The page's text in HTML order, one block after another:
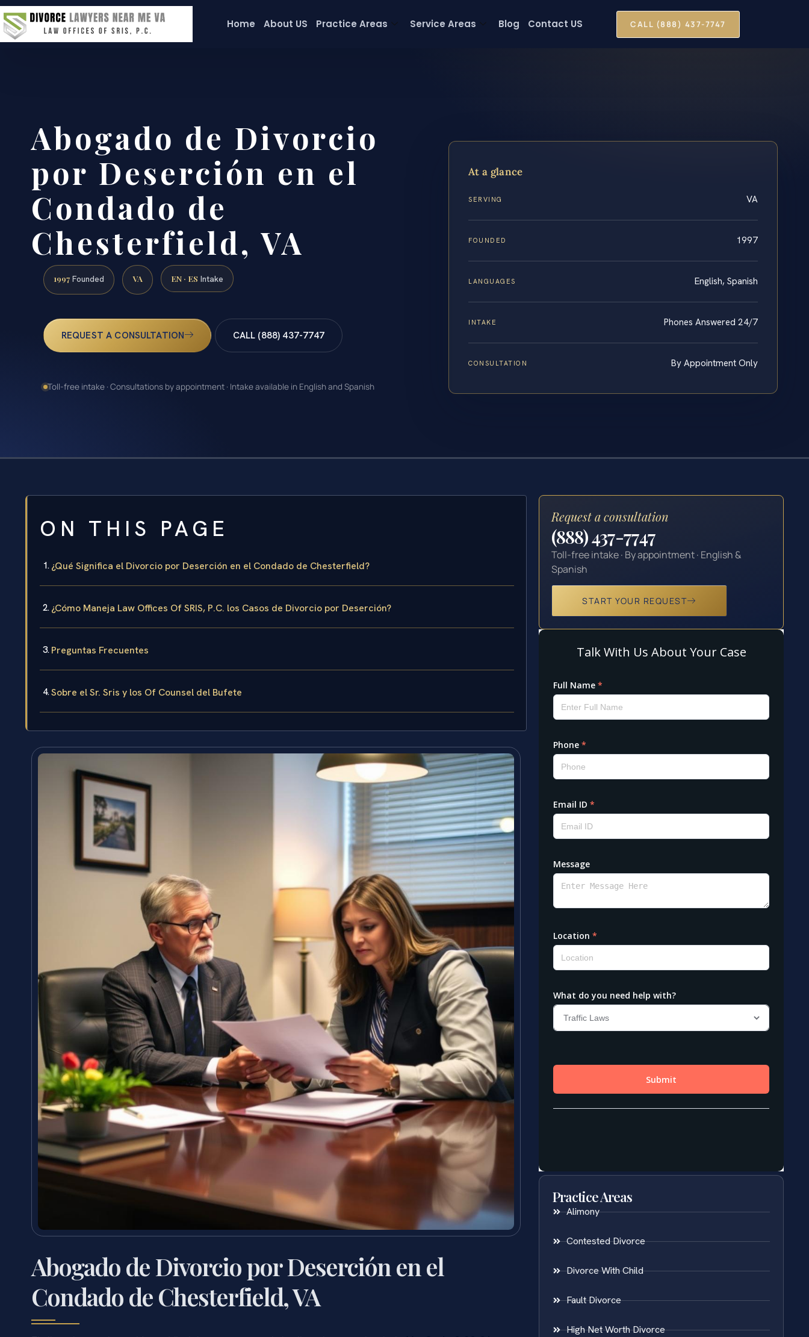
Home About US Practice Areas Service Areas Blog Contact US CALL (888) 437-7747
Abogado de Divorcio
por Deserción en el
Condado de
Chesterfield, VA
1997 Founded VA EN · ES Intake
REQUEST A CONSULTATION CALL (888) 437-7747
Toll-free intake · Consultations by appointment · Intake available in English and Spanish
At a glance
SERVING VA
FOUNDED 1997
LANGUAGES English, Spanish
INTAKE Phones Answered 24/7
CONSULTATION By Appointment Only
ON THIS PAGE
¿Qué Significa el Divorcio por Deserción en el Condado de Chesterfield?
¿Cómo Maneja Law Offices Of SRIS, P.C. los Casos de Divorcio por Deserción?
Preguntas Frecuentes
Sobre el Sr. Sris y los Of Counsel del Bufete
Abogado de Divorcio por Deserción en el
Condado de Chesterfield, VA
Request a consultation
(888) 437-7747
Toll-free intake · By appointment · English &
Spanish
START YOUR REQUEST
Practice Areas
Alimony
Contested Divorce
Divorce With Child
Fault Divorce
High Net Worth Divorce